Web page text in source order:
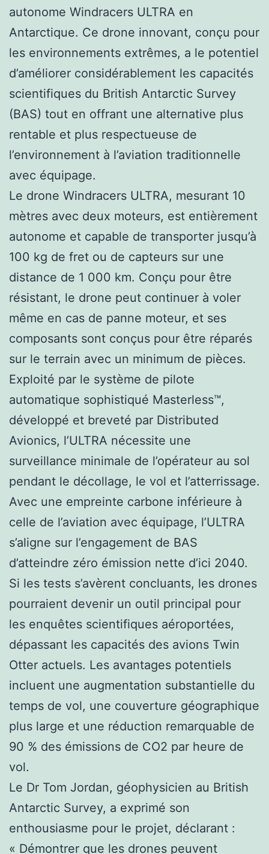
autonome Windracers ULTRA en
Antarctique. Ce drone innovant, conçu pour
les environnements extrêmes, a le potentiel
d’améliorer considérablement les capacités
scientifiques du British Antarctic Survey
(BAS) tout en offrant une alternative plus
rentable et plus respectueuse de
l’environnement à l’aviation traditionnelle
avec équipage.
Le drone Windracers ULTRA, mesurant 10
mètres avec deux moteurs, est entièrement
autonome et capable de transporter jusqu’à
100 kg de fret ou de capteurs sur une
distance de 1 000 km. Conçu pour être
résistant, le drone peut continuer à voler
même en cas de panne moteur, et ses
composants sont conçus pour être réparés
sur le terrain avec un minimum de pièces.
Exploité par le système de pilote
automatique sophistiqué Masterless™,
développé et breveté par Distributed
Avionics, l’ULTRA nécessite une
surveillance minimale de l’opérateur au sol
pendant le décollage, le vol et l’atterrissage.
Avec une empreinte carbone inférieure à
celle de l’aviation avec équipage, l’ULTRA
s’aligne sur l’engagement de BAS
d’atteindre zéro émission nette d’ici 2040.
Si les tests s’avèrent concluants, les drones
pourraient devenir un outil principal pour
les enquêtes scientifiques aéroportées,
dépassant les capacités des avions Twin
Otter actuels. Les avantages potentiels
incluent une augmentation substantielle du
temps de vol, une couverture géographique
plus large et une réduction remarquable de
90 % des émissions de CO2 par heure de
vol.
Le Dr Tom Jordan, géophysicien au British
Antarctic Survey, a exprimé son
enthousiasme pour le projet, déclarant :
« Démontrer que les drones peuvent